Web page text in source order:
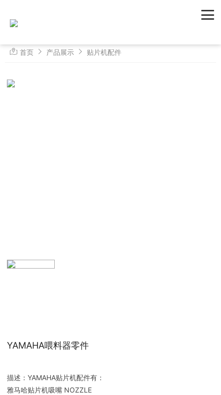
首页 产品展示 贴片机配件
YAMAHA喂料器零件
描述：YAMAHA贴片机配件有：
雅马哈贴片机吸嘴 NOZZLE